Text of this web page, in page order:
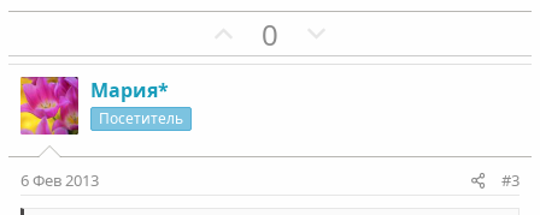
П
о
т
0
е
т
Мария*
Посетитель
6 Фев 2013 #3